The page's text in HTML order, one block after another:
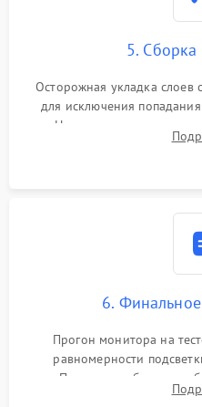
5. Сборка
Осторожная укладка слоев
для исключения
Надежное подключение
аккуратное защелкивание
6.
Прогон монитора на
равномерности
Проверка
DisplayPort, VGA) и